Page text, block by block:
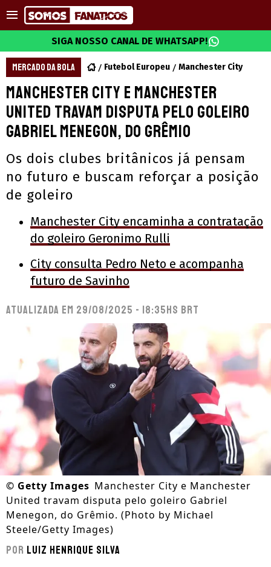
SIGA NOSSO CANAL DE WHATSAPP!
MERCADO DA BOLA Futebol Europeu Manchester City
Manchester City e Manchester
United travam disputa pelo goleiro
Gabriel Menegon, do Grêmio
Os dois clubes britânicos já pensam
no futuro e buscam reforçar a posição
de goleiro
Manchester City encaminha a contratação
do goleiro Geronimo Rulli
City consulta Pedro Neto e acompanha
futuro de Savinho
Atualizada em 29/08/2025 - 18:35hs BRT
© Getty Images Manchester City e Manchester
United travam disputa pelo goleiro Gabriel
Menegon, do Grêmio. (Photo by Michael
Steele/Getty Images)
Por Luiz Henrique Silva